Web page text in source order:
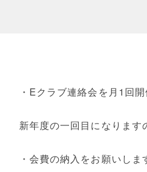
・Eクラブ連絡会を月1回
新年度の一回目になりま
・会費の納入をお願いし